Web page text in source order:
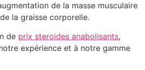
de la masse musculaire
la graisse corporelle.
de prix steroides anabolisants,
expérience et à notre gamme